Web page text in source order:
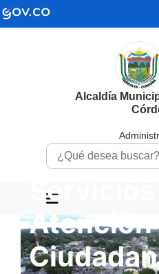
Alcaldía
Servicios
Atención